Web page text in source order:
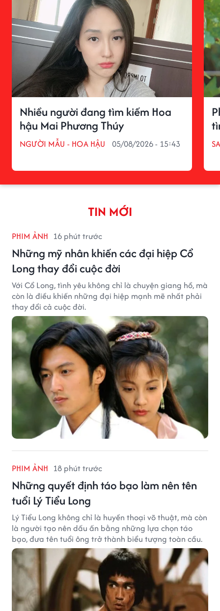
Nhiều người đang tìm kiếm Hoa
hậu Mai Phương Thúy
NGƯỜI MẪU - HOA HẬU 05/08/2026 - 15:43
TIN MỚI
PHIM ẢNH 16 phút trước
Những mỹ nhân khiến các đại hiệp Cổ
Long thay đổi cuộc đời
Với Cổ Long, tình yêu không chỉ là chuyện giang hồ, mà
còn là điều khiến những đại hiệp mạnh mẽ nhất phải
thay đổi cả cuộc đời.
PHIM ẢNH 18 phút trước
Những quyết định táo bạo làm nên tên
tuổi Lý Tiểu Long
Lý Tiểu Long không chỉ là huyền thoại võ thuật, mà còn
là người tạo nên dấu ấn bằng những lựa chọn táo
bạo, đưa tên tuổi ông trở thành biểu tượng toàn cầu.